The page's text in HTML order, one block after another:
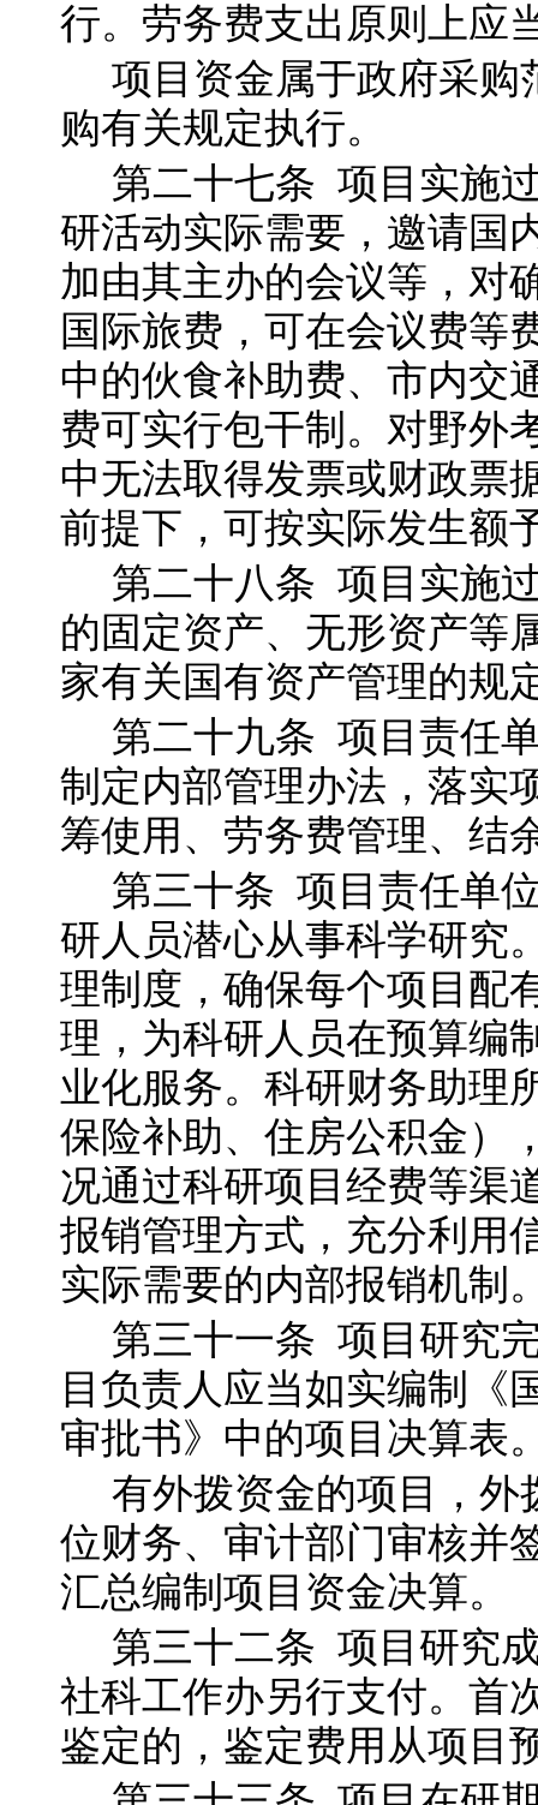
行。劳务费支出原则上应
项目资金属于政府采购
购有关规定执行。
第二十七条 项目实施
研活动实际需要，邀请国
加由其主办的会议等，对
国际旅费，可在会议费等
中的伙食补助费、市内交
费可实行包干制。对野外
中无法取得发票或财政票
前提下，可按实际发生额
第二十八条 项目实施
的固定资产、无形资产等
家有关国有资产管理的规
第二十九条 项目责任
制定内部管理办法，落实
筹使用、劳务费管理、结
第三十条 项目责任单
研人员潜心从事科学研究
理制度，确保每个项目配
理，为科研人员在预算编
业化服务。科研财务助理
保险补助、住房公积金）
况通过科研项目经费等渠
报销管理方式，充分利用
实际需要的内部报销机制
第三十一条 项目研究
目负责人应当如实编制《
审批书》中的项目决算表
有外拨资金的项目，外
位财务、审计部门审核并
汇总编制项目资金决算。
第三十二条 项目研究
社科工作办另行支付。首
鉴定的，鉴定费用从项目